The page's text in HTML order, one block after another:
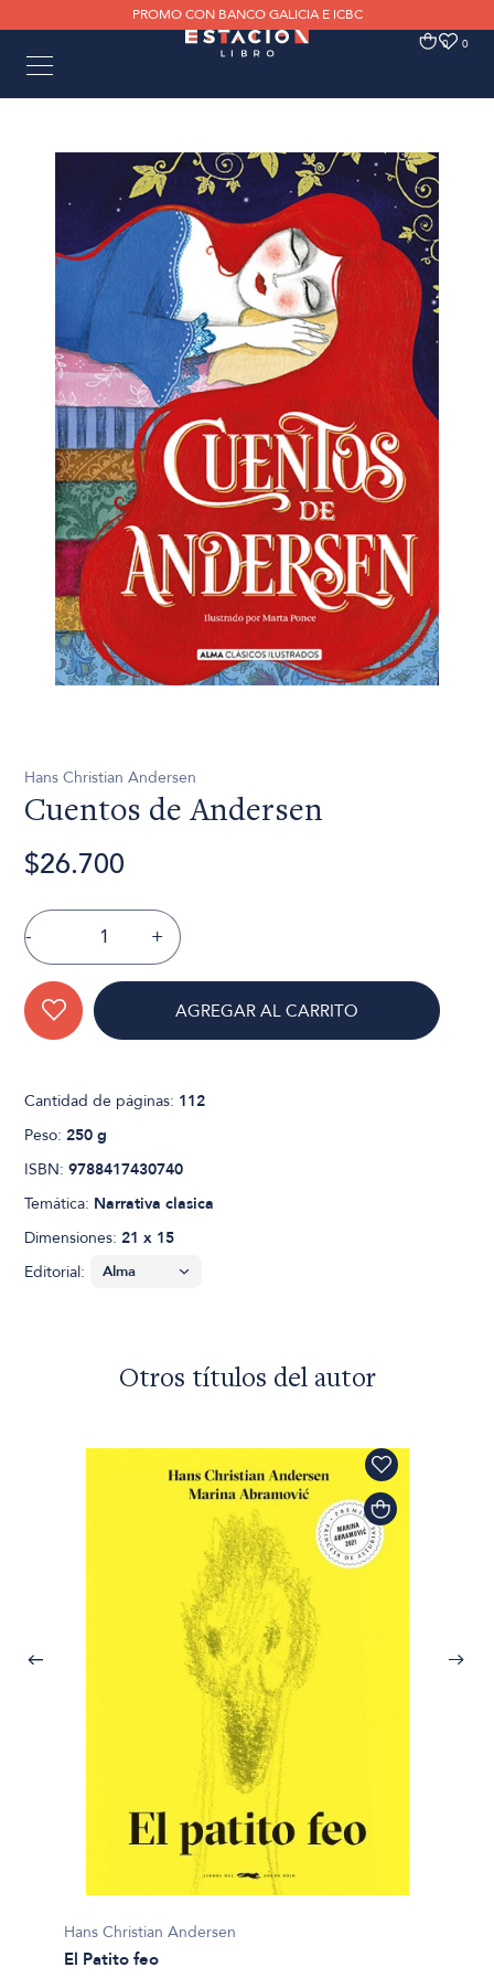
PROMO CON BANCO GALICIA E ICBC
0 0
Hans Christian Andersen
Cuentos de Andersen
$26.700
- +
AGREGAR AL CARRITO
Cantidad de páginas: 112
Peso:250 g
ISBN:9788417430740
Temática: Narrativa clasica
Dimensiones:21 x 15
Editorial:
Otros títulos del autor
Hans Christian Andersen
El Patito feo